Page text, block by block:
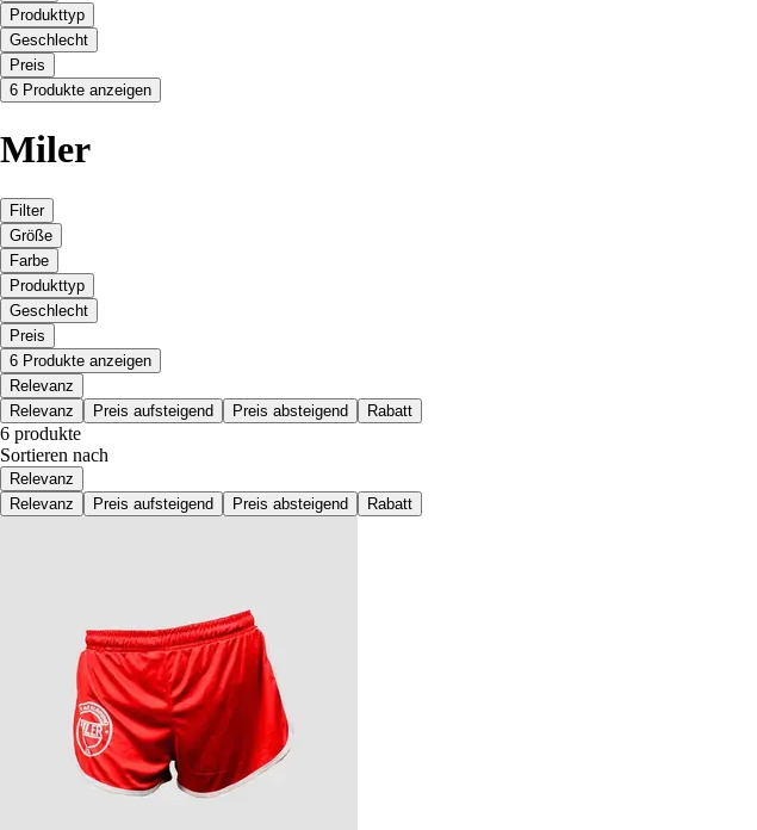
Produkttyp
Geschlecht
Preis
6 Produkte anzeigen
Miler
Filter
Größe
Farbe
Produkttyp
Geschlecht
Preis
6 Produkte anzeigen
Relevanz
Relevanz
Preis aufsteigend Preis absteigend Rabatt
6 produkte
Sortieren nach
Relevanz
Relevanz
Preis aufsteigend Preis absteigend Rabatt